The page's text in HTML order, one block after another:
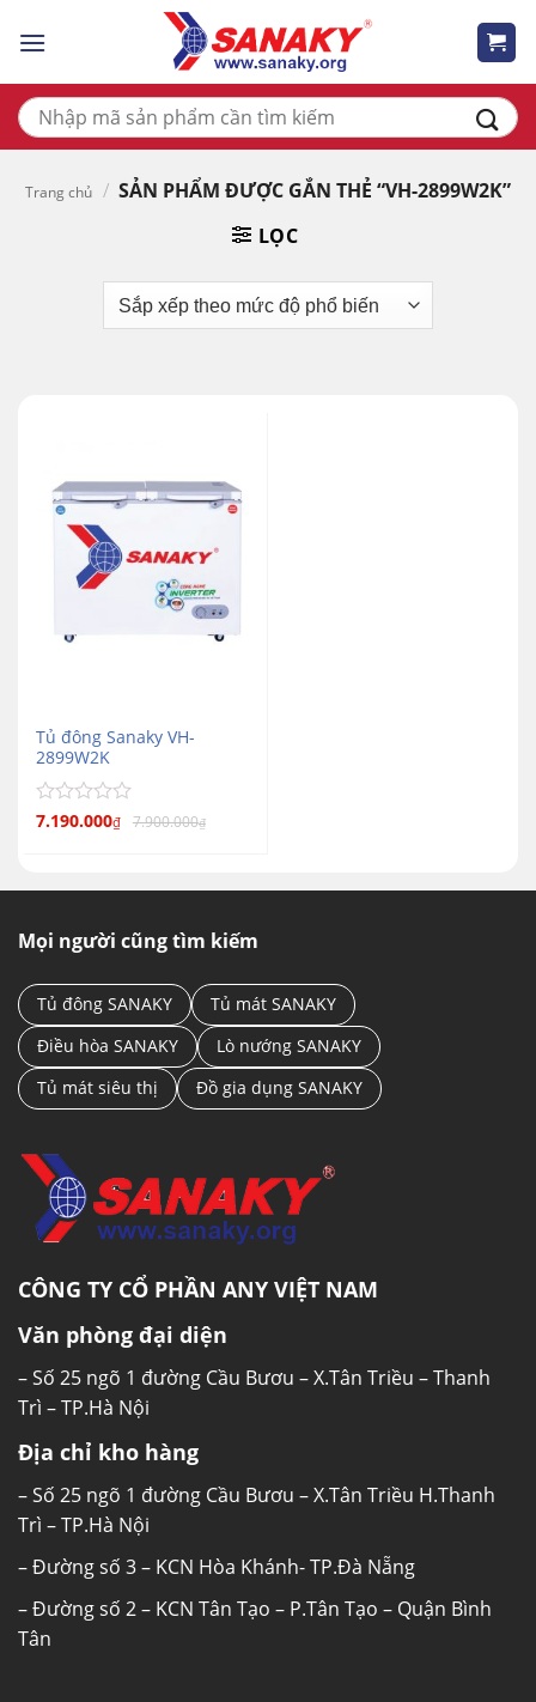
Tìm
kiếm:
Trang chủ / SẢN PHẨM ĐƯỢC GẮN THẺ “VH-2899W2K”
LỌC
Tủ đông Sanaky VH-
2899W2K
Được
5
7.190.000₫ 7.900.000₫
Mọi người cũng tìm kiếm
Tủ đông SANAKY
Tủ mát SANAKY
Điều hòa SANAKY
Lò nướng SANAKY
Tủ mát siêu thị
Đồ gia dụng SANAKY
CÔNG TY CỔ PHẦN ANY VIỆT NAM
Văn phòng đại diện
– Số 25 ngõ 1 đường Cầu Bươu – X.Tân Triều – Thanh
Trì – TP.Hà Nội
Địa chỉ kho hàng
– Số 25 ngõ 1 đường Cầu Bươu – X.Tân Triều H.Thanh
Trì – TP.Hà Nội
– Đường số 3 – KCN Hòa Khánh- TP.Đà Nẵng
– Đường số 2 – KCN Tân Tạo – P.Tân Tạo – Quận Bình
Tân